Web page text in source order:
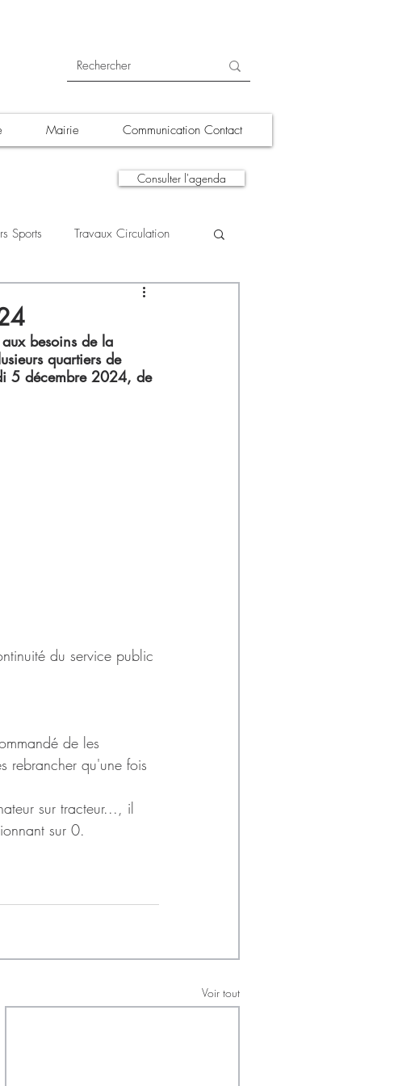
Mairie Communication Contact
Consulter l'agenda
Sports Travaux Circulation
A la une
besoins de la
quartiers de
5 décembre 2024, de
du service public
de les
rebrancher qu'une fois
sur tracteur..., il
sur 0.
Voir tout